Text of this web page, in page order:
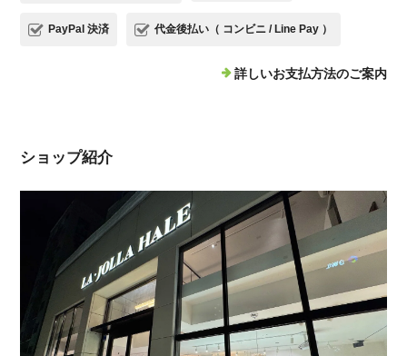
PayPal 決済 代金後払い（ コンビニ / Line Pay ）
詳しいお支払方法のご案内
ショップ紹介